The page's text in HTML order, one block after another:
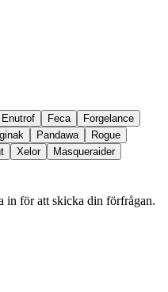
Enutrof Feca
Forgelance
Pandawa
Rogue
Xelor
Masqueraider
in för att skicka din förfrågan.